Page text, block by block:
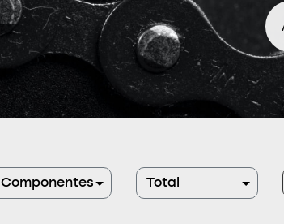
Componentes Total